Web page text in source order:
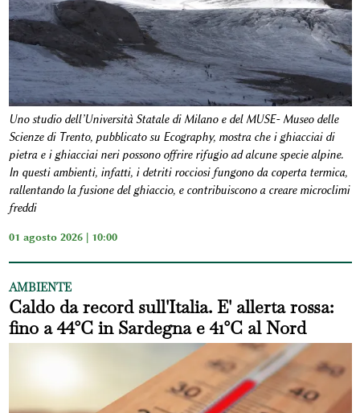
Uno studio dell’Università Statale di Milano e del MUSE- Museo delle
Scienze di Trento, pubblicato su Ecography, mostra che i ghiacciai di
pietra e i ghiacciai neri possono offrire rifugio ad alcune specie alpine.
In questi ambienti, infatti, i detriti rocciosi fungono da coperta termica,
rallentando la fusione del ghiaccio, e contribuiscono a creare microclimi
freddi
01 agosto 2026 | 10:00
AMBIENTE
Caldo da record sull'Italia. E' allerta rossa:
fino a 44°C in Sardegna e 41°C al Nord